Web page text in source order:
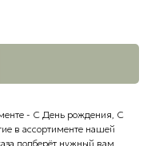
- С День рождения, С
в ассортименте нашей
подберёт нужный вам